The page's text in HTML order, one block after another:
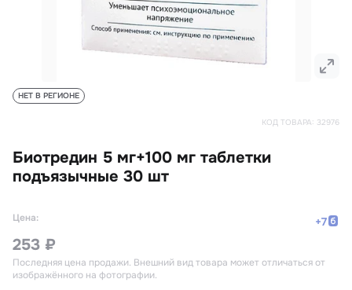
КОД ТОВАРА: 32976
Биотредин 5 мг+100 мг таблетки
подъязычные 30 шт
НЕТ В РЕГИОНЕ
Цена: +7
253 ₽
Последняя цена продажи. Внешний вид товара может отличаться от
изображённого на фотографии.